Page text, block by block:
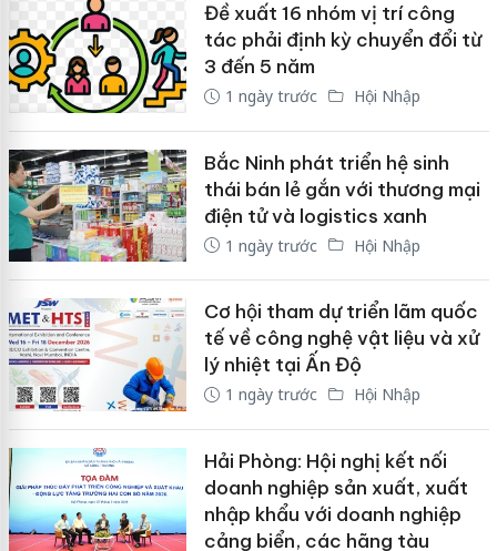
Đề xuất 16 nhóm vị trí công
tác phải định kỳ chuyển đổi từ
3 đến 5 năm
1 ngày trước Hội Nhập
Bắc Ninh phát triển hệ sinh
thái bán lẻ gắn với thương mại
điện tử và logistics xanh
1 ngày trước Hội Nhập
Cơ hội tham dự triển lãm quốc
tế về công nghệ vật liệu và xử
lý nhiệt tại Ấn Độ
1 ngày trước Hội Nhập
Hải Phòng: Hội nghị kết nối
doanh nghiệp sản xuất, xuất
nhập khẩu với doanh nghiệp
cảng biển, các hãng tàu